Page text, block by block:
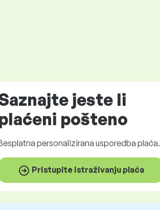
jeste li
pošteno
personalizirana usporedba plaća.
Pristupite istraživanju plaća